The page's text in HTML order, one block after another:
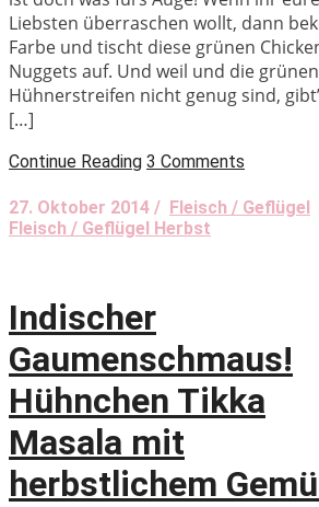
Liebsten überraschen wollt, dann
Farbe und tischt diese grünen
Nuggets auf. Und weil und die grünen
Hühnerstreifen nicht genug sind,
[…]
Continue Reading 3 Comments
27. Oktober 2014 / Fleisch / Geflügel
Fleisch / Geflügel Herbst
Indischer
Gaumenschmaus!
Hühnchen Tikka
Masala mit
herbstlichem